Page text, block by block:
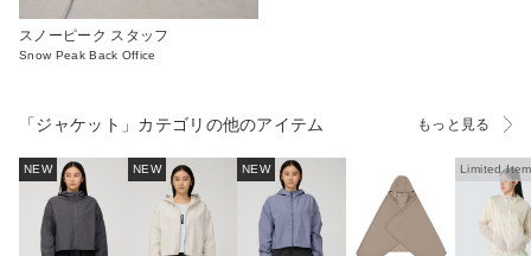
スノーピーク スタッフ
Snow Peak Back Office
「ジャケット」カテゴリの他のアイテム もっと見る
NEW NEW NEW Limited Item